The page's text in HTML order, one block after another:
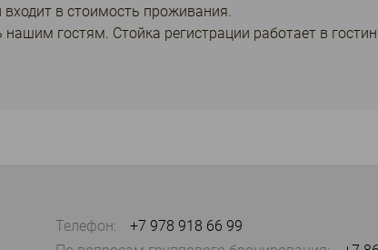
входит в стоимость проживания.
гостям. Стойка регистрации работает в
Телефон:
+7 978 918 66 99